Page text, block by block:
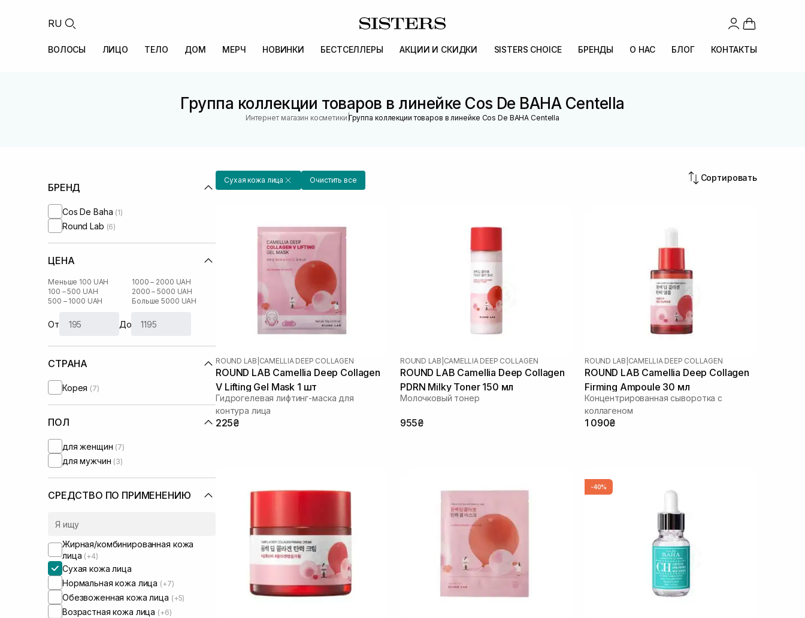
RU
ВОЛОСЫ ЛИЦО ТЕЛО ДОМ МЕРЧ НОВИНКИ БЕСТСЕЛЛЕРЫ АКЦИИ И СКИДКИ SISTERS CHOICE БРЕНДЫ О НАС БЛОГ КОНТАКТЫ
Группа коллекции товаров в линейке Cos De BAHA Centella
Интернет магазин косметики |Группа коллекции товаров в линейке Cos De BAHA Centella
БРЕНД
Cos De Baha (1)
Round Lab (6)
ЦЕНА
Меньше 100 UAH
100 – 500 UAH
500 – 1000 UAH
1000 – 2000 UAH
2000 – 5000 UAH
Больше 5000 UAH
От До
СТРАНА
Корея (7)
ПОЛ
для женщин (7)
для мужчин (3)
СРЕДСТВО ПО ПРИМЕНЕНИЮ
Жирная/комбинированная кожа
лица (+4)
Сухая кожа лица
Нормальная кожа лица (+7)
Обезвоженная кожа лица (+5)
Возрастная кожа лица (+6)
Сухая кожа лица Очистить все Сортировать
ROUND LAB CAMELLIA DEEP COLLAGEN
ROUND LAB Camellia Deep Collagen
V Lifting Gel Mask 1 шт
Гидрогелевая лифтинг-маска для
контура лица
225₴
ROUND LAB CAMELLIA DEEP COLLAGEN
ROUND LAB Camellia Deep Collagen
PDRN Milky Toner 150 мл
Молочковый тонер
955₴
ROUND LAB CAMELLIA DEEP COLLAGEN
ROUND LAB Camellia Deep Collagen
Firming Ampoule 30 мл
Концентрированная сыворотка с
коллагеном
1 090₴
-40%